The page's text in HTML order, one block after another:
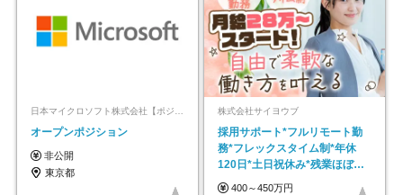
日本マイクロソフト株式会社【ポジションマッチ登録】
オープンポジション
非公開
東京都
株式会社サイヨウブ
採用サポート*フルリモート勤
務*フレックスタイム制*年休
120日*土日祝休み*残業ほぼな
し*育児中社員8割以上
400～450万円